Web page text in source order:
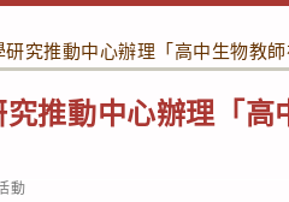
究推動中心辦理「高中生物教
推動中心辦理「高
動